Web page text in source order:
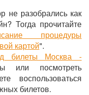
не разобрались как
Тогда прочитайте
процедуры
картой".
билеты Москва -
или посмотреть
воспользоваться
билетов.